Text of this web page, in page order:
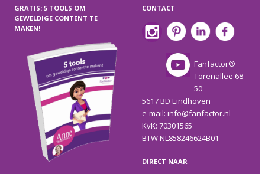
GRATIS: 5 TOOLS OM
GEWELDIGE CONTENT TE
MAKEN!
CONTACT
Fanfactor®
Torenallee 68-
50
5617 BD Eindhoven
e-mail: info@fanfactor.nl
KvK: 70301565
BTW NL858246624B01
DIRECT NAAR